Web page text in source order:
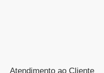
Atendimento ao Cliente